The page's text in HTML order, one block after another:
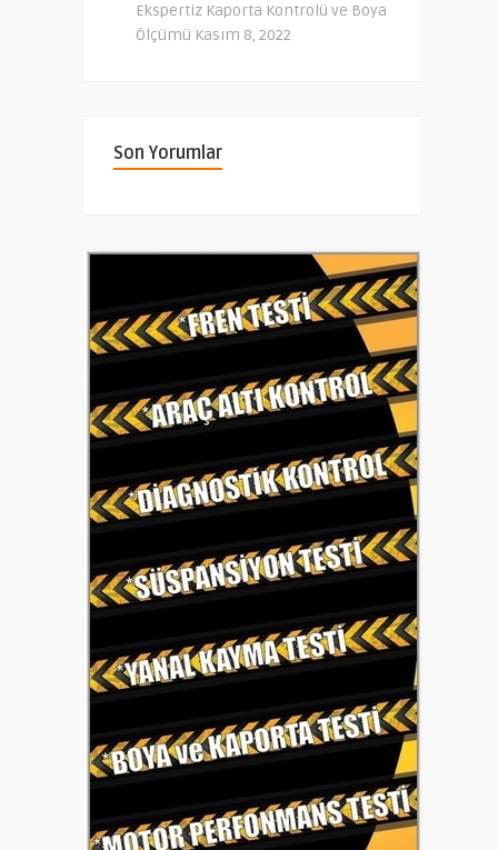
Ekspertiz Kaporta Kontrolü ve Boya
Ölçümü Kasım 8, 2022
Son Yorumlar